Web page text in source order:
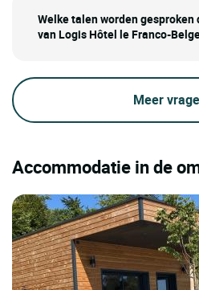
Welke talen worden gesproken
van Logis Hôtel le Franco-
Meer
Accommodatie in de